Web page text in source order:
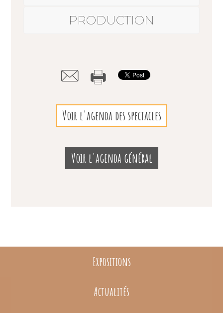
PRODUCTION
Voir l'agenda des spectacles
Voir l'agenda général
Expositions
Actualités